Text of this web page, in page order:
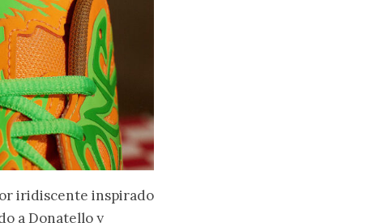
iridiscente inspirado
a Donatello y